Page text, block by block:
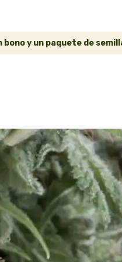
bono y un paquete de